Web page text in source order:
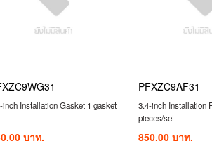
inch Installation Gasket 1 gasket
บาท.
PFXZC9AF31
3.4-inch Installation
pieces/set
850.00 บาท.